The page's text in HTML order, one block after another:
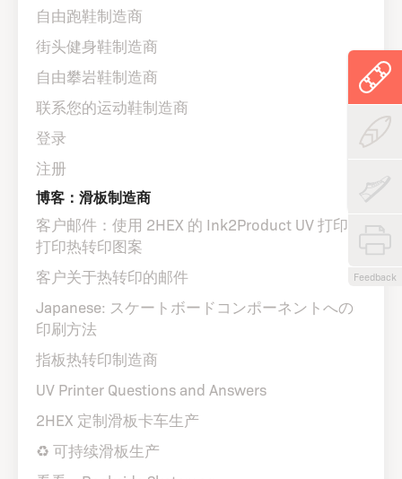
Feedback
自由跑鞋制造商
街头健身鞋制造商
自由攀岩鞋制造商
联系您的运动鞋制造商
登录
注册
博客：滑板制造商
客户邮件：使用 2HEX 的 Ink2Product UV 打印机
打印热转印图案
客户关于热转印的邮件
Japanese: スケートボードコンポーネントへの
印刷方法
指板热转印制造商
UV Printer Questions and Answers
2HEX 定制滑板卡车生产
♻️ 可持续滑板生产